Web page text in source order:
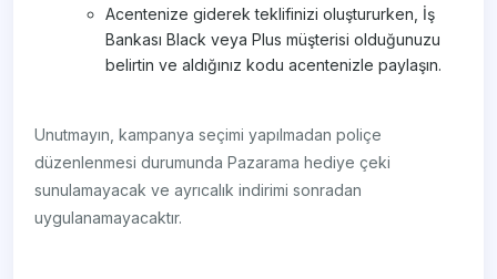
Acentenize giderek teklifinizi oluştururken, İş
Bankası Black veya Plus müşterisi olduğunuzu
belirtin ve aldığınız kodu acentenizle paylaşın.
Unutmayın, kampanya seçimi yapılmadan poliçe
düzenlenmesi durumunda Pazarama hediye çeki
sunulamayacak ve ayrıcalık indirimi sonradan
uygulanamayacaktır.